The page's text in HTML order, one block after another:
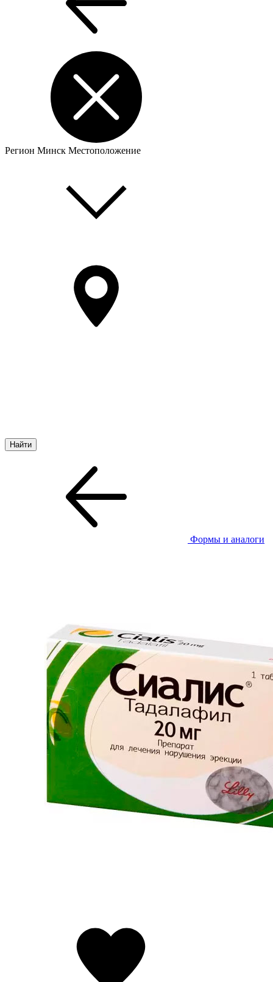
Регион Минск Местоположение
Формы и аналоги